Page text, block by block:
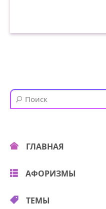
ГЛАВНАЯ
АФОРИЗМЫ
ТЕМЫ